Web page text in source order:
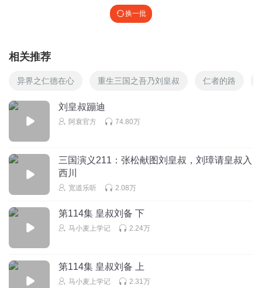
换一批
相关推荐
异界之仁德在心 重生三国之吾乃刘皇叔 仁者的路
刘皇叔蹦迪
阿衰官方 74.80万
三国演义211：张松献图刘皇叔，刘璋请皇叔入
西川
宽道乐听 2.08万
第114集 皇叔刘备 下
马小麦上学记 2.24万
第114集 皇叔刘备 上
马小麦上学记 2.31万